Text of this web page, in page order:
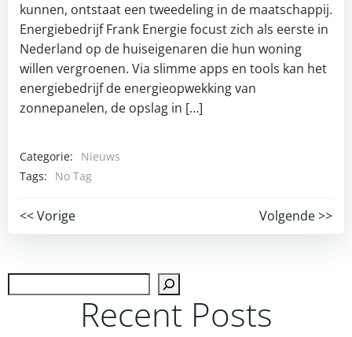
kunnen, ontstaat een tweedeling in de maatschappij.
Energiebedrijf Frank Energie focust zich als eerste in
Nederland op de huiseigenaren die hun woning
willen vergroenen. Via slimme apps en tools kan het
energiebedrijf de energieopwekking van
zonnepanelen, de opslag in […]
Categorie:
Nieuws
Tags:
No Tag
Post
navigation
<< Vorige
Post
navigation
Volgende >>
Recent Posts